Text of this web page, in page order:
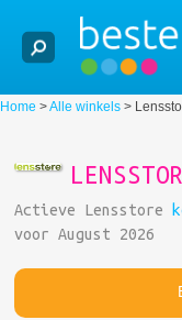
Home >Alle winkels >
Actieve Lensstore
voor August 2026